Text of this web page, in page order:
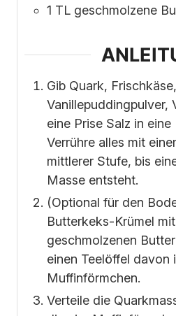
1 TL geschmolzene
Gib Quark,
Vanillepuddingpulver,
eine Prise Salz in eine
Verrühre alles mit
mittlerer Stufe, bis
Masse entsteht.
(Optional für den
Butterkeks-Krümel
geschmolzenen
einen Teelöffel davon
Muffinförmchen.
Verteile die